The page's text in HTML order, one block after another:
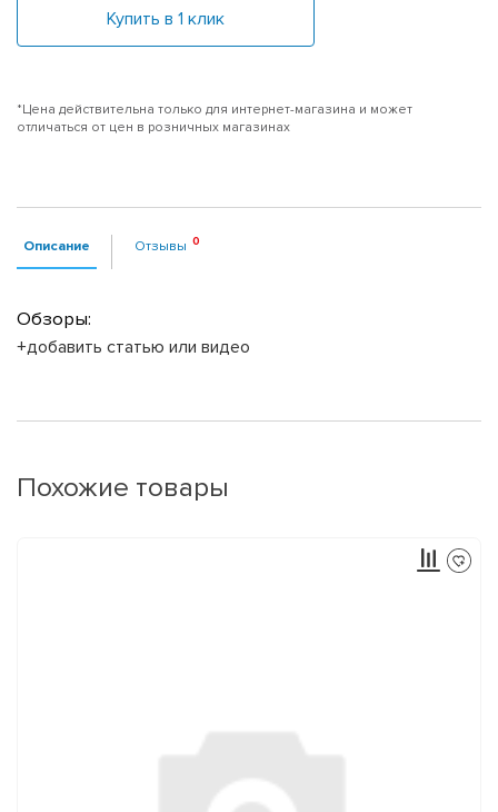
Купить в 1 клик
*Цена действительна только для интернет-магазина и может
отличаться от цен в розничных магазинах
Описание Отзывы
Обзоры:
+добавить статью или видео
Похожие товары